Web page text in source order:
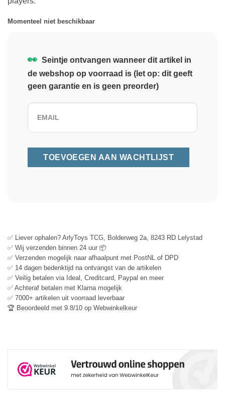
Momenteel niet beschikbaar
👀 Seintje ontvangen wanneer dit artikel in
de webshop op voorraad is (let op: dit geeft
geen garantie en is geen preorder)
✅ Liever ophalen? ArlyToys TCG, Bolderweg 2a, 8243 RD Lelystad
✅ Wij verzenden binnen 24 uur 📦
✅ Verzenden mogelijk naar afhaalpunt met PostNL of DPD
✅ 14 dagen bedenktijd na ontvangst van de artikelen
✅ Veilig betalen via Ideal, Creditcard, Paypal en meer
✅ Achteraf betalen met Klarna mogelijk
✅ 7000+ artikelen uit voorraad leverbaar
🏆 Beoordeeld met 9.8/10 op Webwinkelkeur